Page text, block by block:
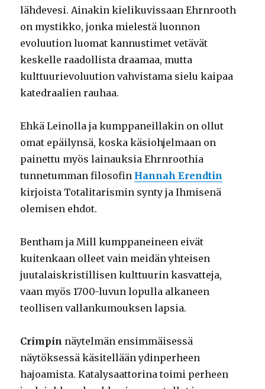
lähdevesi. Ainakin kielikuvissaan Ehrnrooth
on mystikko, jonka mielestä luonnon
evoluution luomat kannustimet vetävät
keskelle raadollista draamaa, mutta
kulttuurievoluution vahvistama sielu kaipaa
katedraalien rauhaa.
Ehkä Leinolla ja kumppaneillakin on ollut
omat epäilynsä, koska käsiohjelmaan on
painettu myös lainauksia Ehrnroothia
tunnetumman filosofin Hannah Erendtin
kirjoista Totalitarismin synty ja Ihmisenä
olemisen ehdot.
Bentham ja Mill kumppaneineen eivät
kuitenkaan olleet vain meidän yhteisen
juutalaiskristillisen kulttuurin kasvatteja,
vaan myös 1700-luvun lopulla alkaneen
teollisen vallankumouksen lapsia.
Crimpin näytelmän ensimmäisessä
näytöksessä käsitellään ydinperheen
hajoamista. Katalysaattorina toimi perheen